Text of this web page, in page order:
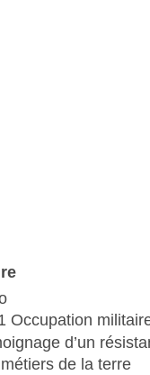
Occupation
d’un
de la terre